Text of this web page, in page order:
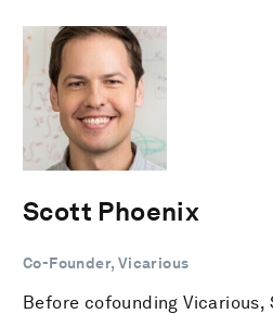
Scott Phoenix
Co-Founder, Vicarious
Before cofounding Vicarious,